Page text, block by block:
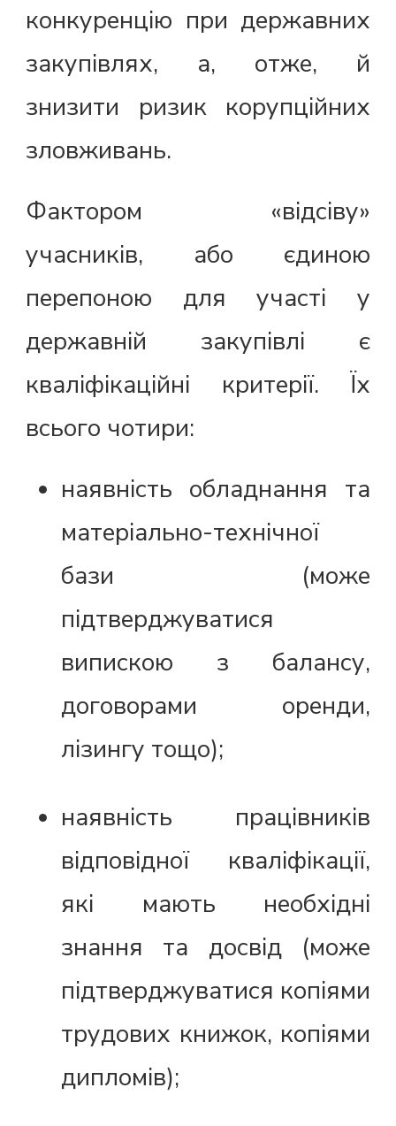
конкуренцію при державних
закупівлях, а, отже, й
знизити ризик корупційних
зловживань.
Фактором «відсіву»
учасників, або єдиною
перепоною для участі у
державній закупівлі є
кваліфікаційні критерії. Їх
всього чотири:
наявність обладнання та
матеріально-технічної
бази (може
підтверджуватися
випискою з балансу,
договорами оренди,
лізингу тощо);
наявність працівників
відповідної кваліфікації,
які мають необхідні
знання та досвід (може
підтверджуватися копіями
трудових книжок, копіями
дипломів);